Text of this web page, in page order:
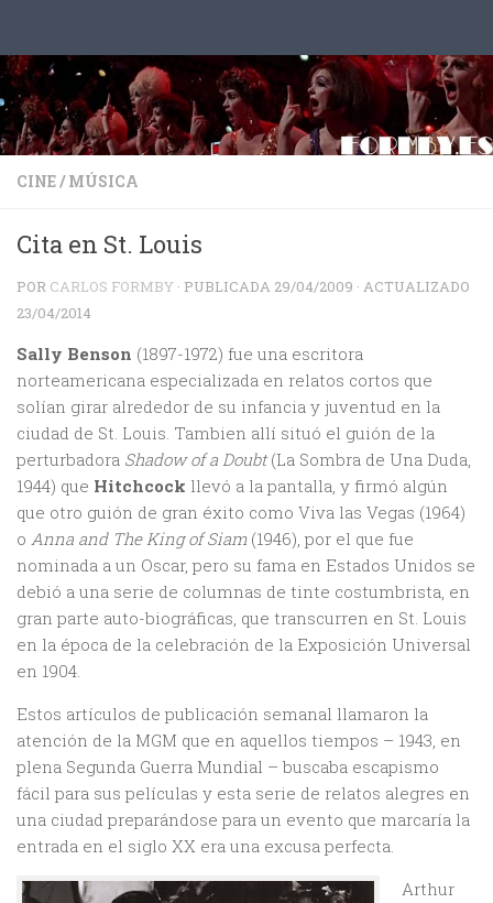
CINE/ MÚSICA
Cita en St. Louis
POR CARLOS FORMBY · PUBLICADA 29/04/2009 · ACTUALIZADO
23/04/2014
Sally Benson (1897-1972) fue una escritora
norteamericana especializada en relatos cortos que
solían girar alrededor de su infancia y juventud en la
ciudad de St. Louis. Tambien allí situó el guión de la
perturbadora Shadow of a Doubt(La Sombra de Una Duda,
1944) que Hitchcock llevó a la pantalla, y firmó algún
que otro guión de gran éxito como Viva las Vegas (1964)
o Anna and The King of Siam (1946), por el que fue
nominada a un Oscar, pero su fama en Estados Unidos se
debió a una serie de columnas de tinte costumbrista, en
gran parte auto-biográficas, que transcurren en St. Louis
en la época de la celebración de la Exposición Universal
en 1904.
Estos artículos de publicación semanal llamaron la
atención de la MGM que en aquellos tiempos – 1943, en
plena Segunda Guerra Mundial – buscaba escapismo
fácil para sus películas y esta serie de relatos alegres en
una ciudad preparándose para un evento que marcaría la
entrada en el siglo XX era una excusa perfecta.
Arthur